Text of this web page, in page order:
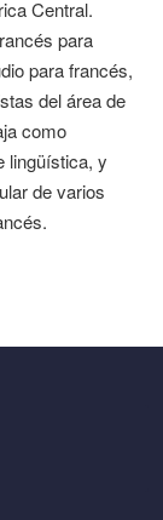
Central.
para
para francés,
del área de
como
lingüística, y
de varios